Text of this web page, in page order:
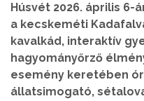
Húsvét 2026. április
a kecskeméti
kavalkád, interaktív
hagyományőrző
esemény keretében
állatsimogató,